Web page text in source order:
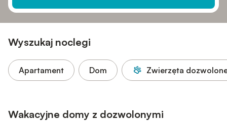
Wyszukaj noclegi
Apartament Dom Zwierzęta
Wakacyjne domy z dozwolonymi